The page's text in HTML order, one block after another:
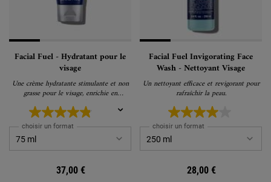
Facial Fuel - Hydratant pour le
visage
Une crème hydratante stimulante et non
grasse pour le visage, enrichie en
vitamines, qui donne de l'énergie à votre
peau.
choisir un format
37,00 €
Facial Fuel Invigorating Face
Wash - Nettoyant Visage
Un nettoyant efficace et revigorant pour
rafraîchir la peau.
choisir un format
28,00 €